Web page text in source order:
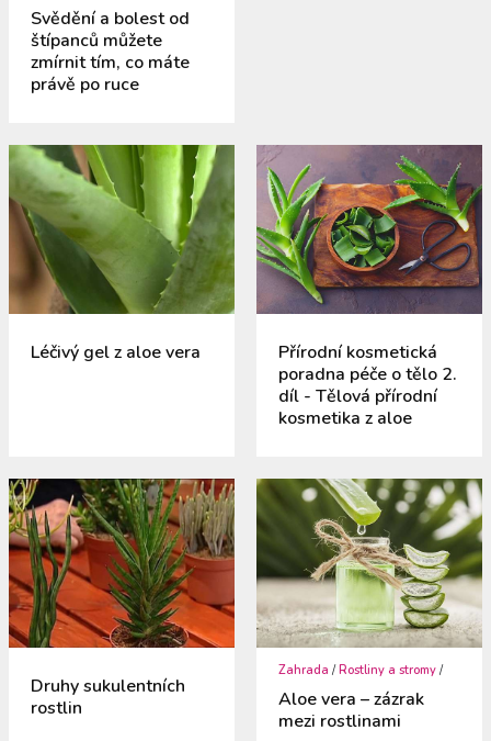
Svědění a bolest od
štípanců můžete
zmírnit tím, co máte
právě po ruce
Léčivý gel z aloe vera
Přírodní kosmetická
poradna péče o tělo 2.
díl - Tělová přírodní
kosmetika z aloe
Druhy sukulentních
rostlin
Zahrada /Rostliny a stromy /
Aloe vera – zázrak
mezi rostlinami